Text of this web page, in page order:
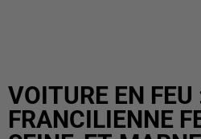
VOITURE EN FEU
FRANCILIENNE